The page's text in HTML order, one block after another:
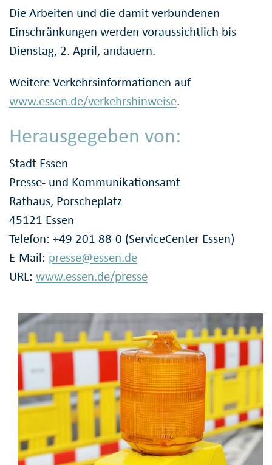
Die Arbeiten und die damit verbundenen
Einschränkungen werden voraussichtlich bis
Dienstag, 2. April, andauern.
Weitere Verkehrsinformationen auf
www.essen.de/verkehrshinweise.
Herausgegeben von:
Stadt Essen
Presse- und Kommunikationsamt
Rathaus, Porscheplatz
45121 Essen
Telefon: +49 201 88-0 (ServiceCenter Essen)
E-Mail: presse@essen.de
URL: www.essen.de/presse